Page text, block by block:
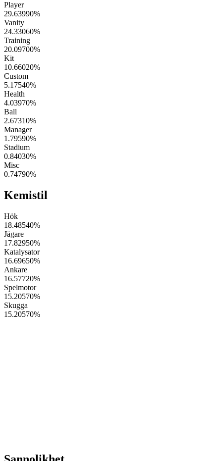
Player
29.63990%
Vanity
24.33060%
Training
20.09700%
Kit
10.66020%
Custom
5.17540%
Health
4.03970%
Ball
2.67310%
Manager
1.79590%
Stadium
0.84030%
Misc
0.74790%
Kemistil
Hök
18.48540%
Jägare
17.82950%
Katalysator
16.69650%
Ankare
16.57720%
Spelmotor
15.20570%
Skugga
15.20570%